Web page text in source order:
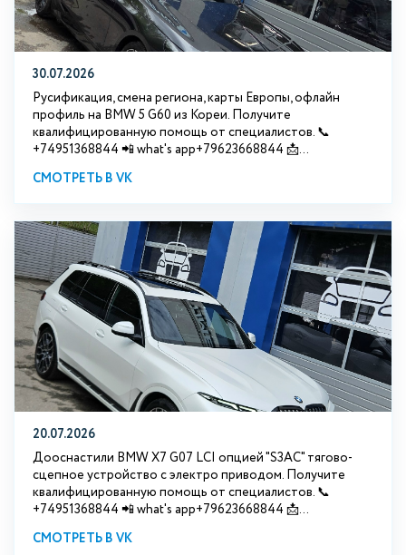
30.07.2026
Русификация, смена региона, карты Европы, офлайн
профиль на BMW 5 G60 из Кореи. Получите
квалифицированную помощь от специалистов. 📞
+74951368844 📲 what's app+79623668844 📩...
СМОТРЕТЬ В VK
20.07.2026
Дооснастили BMW Х7 G07 LCI опцией "S3АС" тягово-
сцепное устройство с электро приводом. Получите
квалифицированную помощь от специалистов. 📞
+74951368844 📲 what's app+79623668844 📩...
СМОТРЕТЬ В VK